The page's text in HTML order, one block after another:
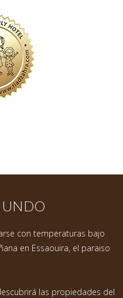
con temperaturas bajo
en Essaouira, el paraiso
las propiedades del